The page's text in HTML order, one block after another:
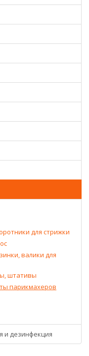
для стрижки
валики для
штативы
парикмахеров
и дезинфекция